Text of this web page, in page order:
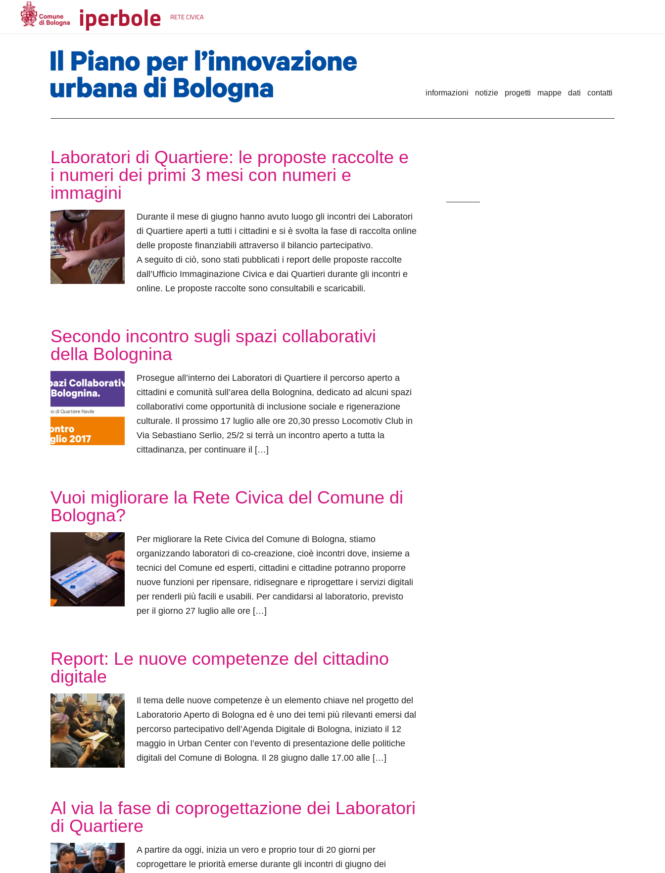
iperbole RETE CIVICA
informazioni notizie progetti mappe dati contatti
Laboratori di Quartiere: le proposte raccolte e
i numeri dei primi 3 mesi con numeri e
immagini
Durante il mese di giugno hanno avuto luogo gli incontri dei Laboratori
di Quartiere aperti a tutti i cittadini e si è svolta la fase di raccolta online
delle proposte finanziabili attraverso il bilancio partecipativo.
A seguito di ciò, sono stati pubblicati i report delle proposte raccolte
dall’Ufficio Immaginazione Civica e dai Quartieri durante gli incontri e
online. Le proposte raccolte sono consultabili e scaricabili.
Secondo incontro sugli spazi collaborativi
della Bolognina
Prosegue all’interno dei Laboratori di Quartiere il percorso aperto a
cittadini e comunità sull’area della Bolognina, dedicato ad alcuni spazi
collaborativi come opportunità di inclusione sociale e rigenerazione
culturale. Il prossimo 17 luglio alle ore 20,30 presso Locomotiv Club in
Via Sebastiano Serlio, 25/2 si terrà un incontro aperto a tutta la
cittadinanza, per continuare il […]
Vuoi migliorare la Rete Civica del Comune di
Bologna?
Per migliorare la Rete Civica del Comune di Bologna, stiamo
organizzando laboratori di co-creazione, cioè incontri dove, insieme a
tecnici del Comune ed esperti, cittadini e cittadine potranno proporre
nuove funzioni per ripensare, ridisegnare e riprogettare i servizi digitali
per renderli più facili e usabili. Per candidarsi al laboratorio, previsto
per il giorno 27 luglio alle ore […]
Report: Le nuove competenze del cittadino
digitale
Il tema delle nuove competenze è un elemento chiave nel progetto del
Laboratorio Aperto di Bologna ed è uno dei temi più rilevanti emersi dal
percorso partecipativo dell’Agenda Digitale di Bologna, iniziato il 12
maggio in Urban Center con l’evento di presentazione delle politiche
digitali del Comune di Bologna. Il 28 giugno dalle 17.00 alle […]
Al via la fase di coprogettazione dei Laboratori
di Quartiere
A partire da oggi, inizia un vero e proprio tour di 20 giorni per
coprogettare le priorità emerse durante gli incontri di giugno dei